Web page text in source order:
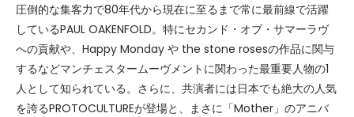
圧倒的な集客力で80年代から現在に至るまで常に最前線で活躍
しているPAUL OAKENFOLD。特にセカンド・オブ・サマーラヴ
への貢献や、Happy Monday や the stone rosesの作品に関与
するなどマンチェスタームーヴメントに関わった最重要人物の1
人として知られている。さらに、共演者には日本でも絶大の人気
を誇るPROTOCULTUREが登場と、まさに「Mother」のアニバ